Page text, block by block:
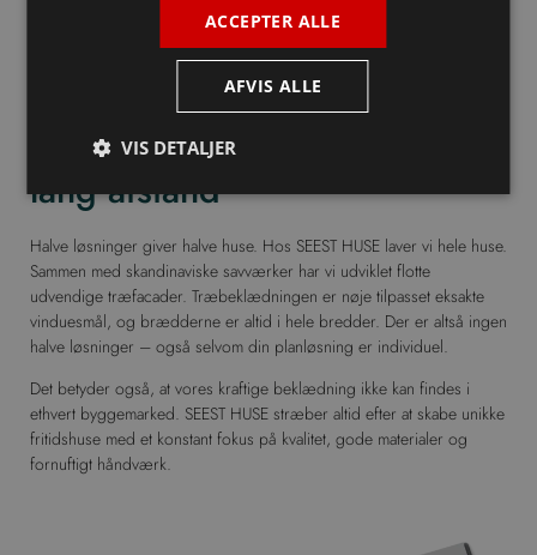
INGEN HALVE LØSNINGER
SEEST HUSE kan kendes på
lang afstand
Halve løsninger giver halve huse. Hos SEEST HUSE laver vi hele huse.
Sammen med skandinaviske savværker har vi udviklet flotte
udvendige træfacader. Træbeklædningen er nøje tilpasset eksakte
vinduesmål, og brædderne er altid i hele bredder. Der er altså ingen
halve løsninger – også selvom din planløsning er individuel.
Det betyder også, at vores kraftige beklædning ikke kan findes i
ethvert byggemarked. SEEST HUSE stræber altid efter at skabe unikke
fritidshuse med et konstant fokus på kvalitet, gode materialer og
fornuftigt håndværk.
ACCEPTER ALLE
AFVIS ALLE
VIS DETALJER